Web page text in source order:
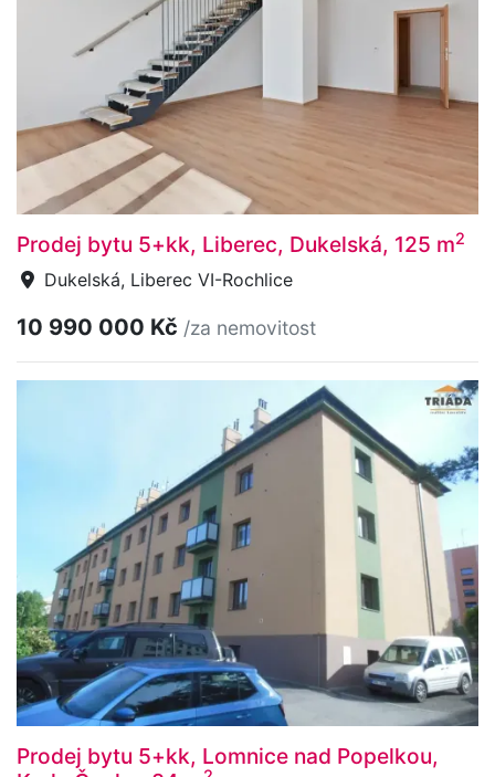
Prodej bytu 5+kk, Liberec, Dukelská, 125 m2
Dukelská, Liberec VI-Rochlice
10 990 000 Kč /za nemovitost
Prodej bytu 5+kk, Lomnice nad Popelkou,